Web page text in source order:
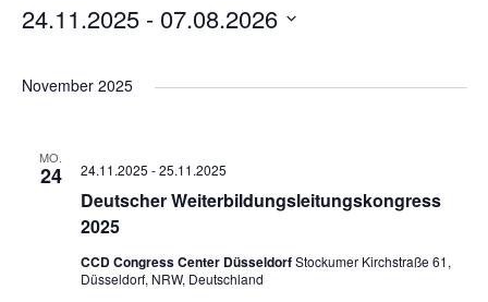
24.11.2025 - 07.08.2026
tNovember 2025
MO.
24
Deutscher Weiterbildungsleitungskongress
2025
24.11.2025 -25.11.2025
CCD Congress Center DüsseldorfStockumer Kirchstraße 61,
Düsseldorf, NRW, Deutschland